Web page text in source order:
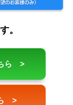
。
ら >
>